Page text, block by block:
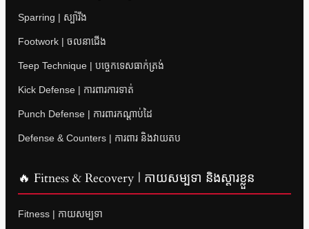
Sparring | ស្ប៉ារីង
Footwork | ចលនាជើង
Teep Technique | បច្ចេកទេសធាក់ត្រង់
Kick Defense | ការពារការទាត់
Punch Defense | ការពារកណ្តាប់ដៃ
Defense & Counters | ការពារ និងវាយតប
🔥 Fitness & Recovery | កាយសម្បទា និងស្តារខ្លួន
Fitness | កាយសម្បទា